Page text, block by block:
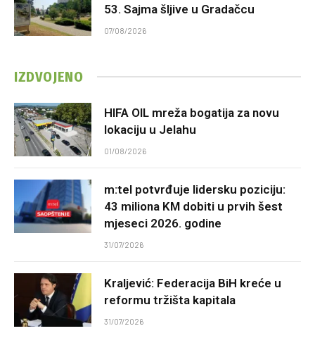
53. Sajma šljive u Gradačcu
07/08/2026
IZDVOJENO
HIFA OIL mreža bogatija za novu
lokaciju u Jelahu
01/08/2026
m:tel potvrđuje lidersku poziciju:
43 miliona KM dobiti u prvih šest
mjeseci 2026. godine
31/07/2026
Kraljević: Federacija BiH kreće u
reformu tržišta kapitala
31/07/2026